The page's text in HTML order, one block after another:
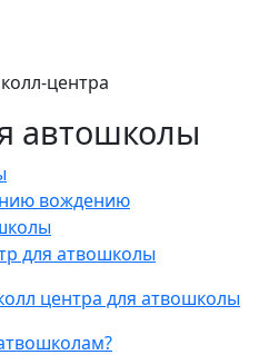
центра
автошколы
вождению
для атвошколы
центра для атвошколы